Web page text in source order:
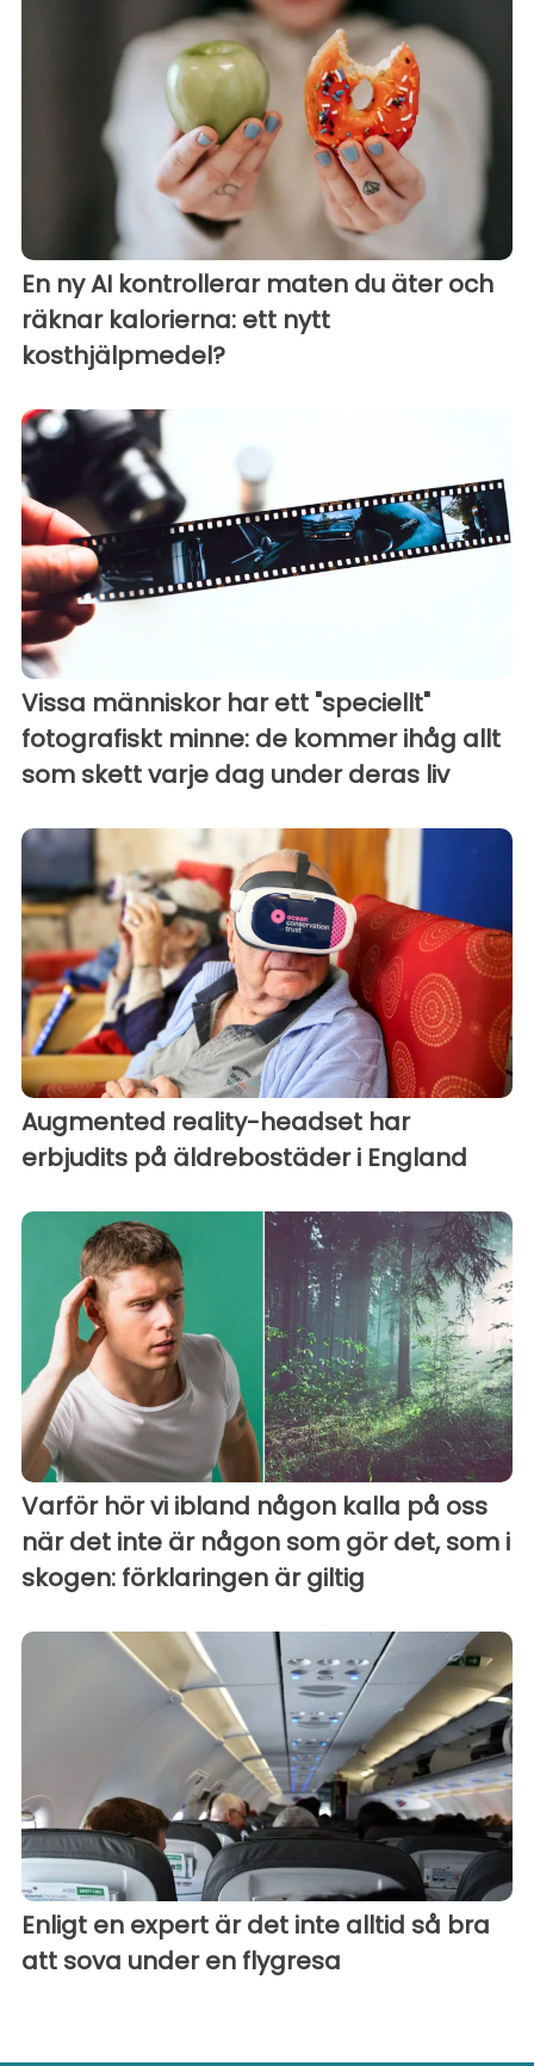
En ny AI kontrollerar maten du äter och
räknar kalorierna: ett nytt
kosthjälpmedel?
Vissa människor har ett "speciellt"
fotografiskt minne: de kommer ihåg allt
som skett varje dag under deras liv
Augmented reality-headset har
erbjudits på äldrebostäder i England
Varför hör vi ibland någon kalla på oss
när det inte är någon som gör det, som i
skogen: förklaringen är giltig
Enligt en expert är det inte alltid så bra
att sova under en flygresa